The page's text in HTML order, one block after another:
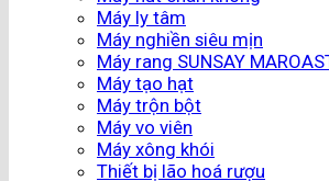
Máy ly tâm
Máy nghiền siêu mịn
Máy rang SUNSAY
Máy tạo hạt
Máy trộn bột
Máy vo viên
Máy xông khói
Thiết bị lão hoá rượu